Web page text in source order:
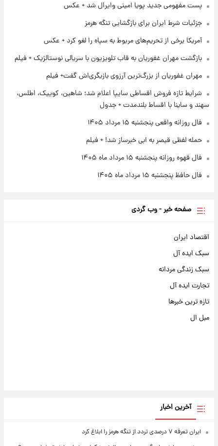
آغاز طرح جدید فروش مشارکت در تولید سایپا؛
نام خودرو، مبلغ پیش پرداخت و زمان تحویل |
سود مشارکت چند درصد است؟
۱ روز پیش
زمان پخش «مرد سه هزار چهره» مشخص شد
۱ روز پیش
کار استقلال و رامین رضاییان رسما تمام شد +
عکس / خداحافظی صمیمانه آبی ها با رامین!
پست مفهومی جدید پویا امینی وایرال شد + عکس
جزئیات شرط ایران برای بازگشایی تنگه هرمز
آمریکا برخی از تحریم‌های مربوط به سپاه را لغو کرد + عکس
بازگشت مهران غفوریان به قاب تلویزیون با سریالی نوستالژیک + فیلم
مهران غفوریان از بزرگ‌ترین آرزوی بازیگری‌اش گفت+ فیلم
شرایط تازه فروش اقساطی سایپا اعلام شد؛ شاهین، کوییک، اطلس،
سهند و ساینا با اقساط بلندمدت + جدول
فال روزانه واقعی پنجشنبه ۱۵ مرداد ۱۴۰۵
حمله لفظی قیصر به ابی خبرساز شد! + فیلم
فال قهوه روزانه پنجشنبه ۱۵ مرداد ماه ۱۴۰۵
فال حافظ پنجشنبه ۱۵ مرداد ماه ۱۴۰۵
صفحه خبر - وب گردی
اقتصاد ایران
سبک ایده آل
سبک زندگی مردانه
تجارت ایده آل
تازه ترین خبرها
مبل ال
آخرین اخبار
ایران تعرفه ۷ درصدی تردد از تنگه هرمز را ابلاغ کرد